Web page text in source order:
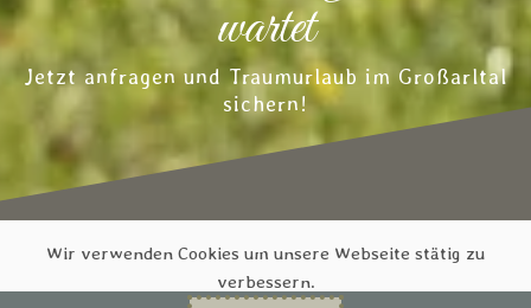
wartet
Jetzt anfragen und Traumurlaub im Großarltal
sichern!
Wir verwenden Cookies um unsere Webseite stätig zu
verbessern.